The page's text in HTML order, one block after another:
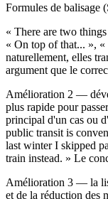
Formules de balisage
« There are two
« On top of that... »,
naturellement, elles
argument que le
Amélioration 2 —
plus rapide pour
principal d'un cas ou
public transit is
last winter I skipped
train instead. » Le
Amélioration 3 — la
et de la réduction des